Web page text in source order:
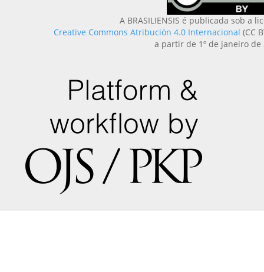
A BRASILIENSIS é publicada sob a
Creative Commons Atribución 4.0 Internacional (CC
a partir de 1º de janeiro de